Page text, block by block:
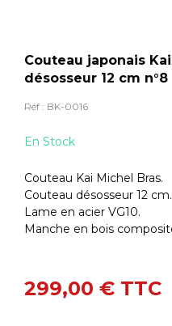
Couteau japonais
désosseur 12 cm n°8
Réf : BK-0016
En Stock
Couteau Kai Michel Bras.
Couteau désosseur 12 cm.
Lame en acier VG10.
Manche en bois
299,00 € TTC